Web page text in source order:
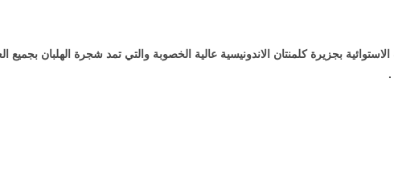
بجزيرة كلمنتان الاندونيسية عالية الخصوبة والتي تمد شجرة الهلبان بجميع
.